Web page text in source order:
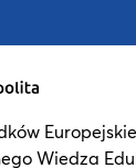
Wiedza